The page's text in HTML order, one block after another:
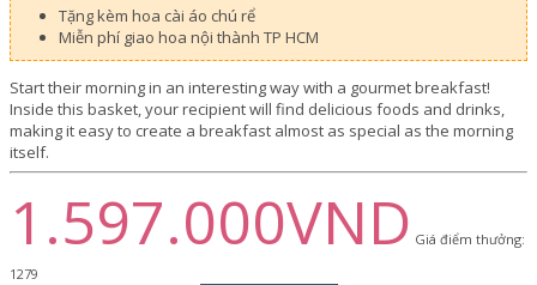
Tặng kèm hoa cài áo chú rể
Miễn phí giao hoa nội thành TP HCM
Start their morning in an interesting way with a gourmet breakfast!
Inside this basket, your recipient will find delicious foods and drinks,
making it easy to create a breakfast almost as special as the morning
itself.
1.597.000VND Giá điểm thưởng:
1279